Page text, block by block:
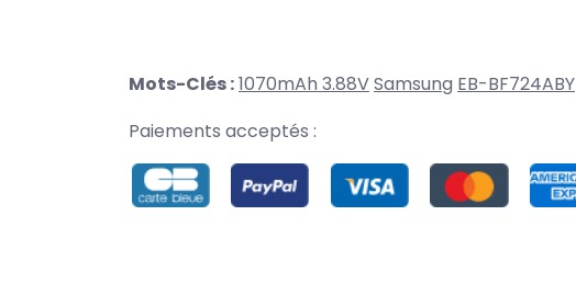
Mots-Clés :1070mAh 3.88VSamsung EB-BF724ABY
Paiements acceptés :